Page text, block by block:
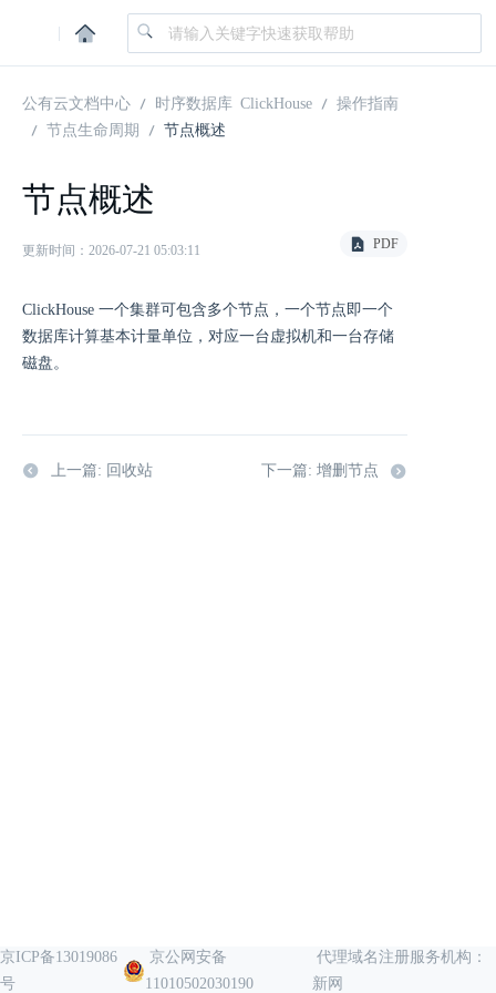
|
公有云文档中心 时序数据库 ClickHouse
操作指南
节点生命周期
节点概述
节点概述
更新时间：2026-07-21 05:03:11 PDF
ClickHouse 一个集群可包含多个节点，一个节点即一个
数据库计算基本计量单位，对应一台虚拟机和一台存储
磁盘。
上一篇: 回收站 下一篇: 增删节点
京ICP备13019086
号
京公网安备
11010502030190
代理域名注册服务机构：
新网